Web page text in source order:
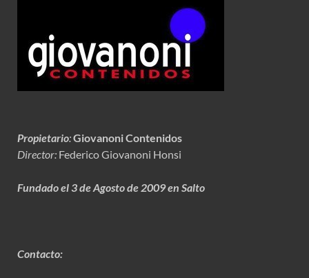
Propietario:Giovanoni Contenidos
Director: Federico Giovanoni Honsi
Fundado el 3 de Agosto de 2009 en Salto
Contacto: